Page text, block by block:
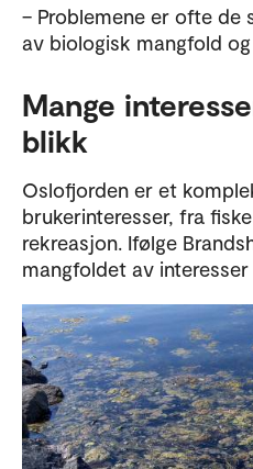
– Problemene er ofte de
av biologisk mangfold
Mange
blikk
Oslofjorden er et
brukerinteresser, fra
rekreasjon. Ifølge
mangfoldet av